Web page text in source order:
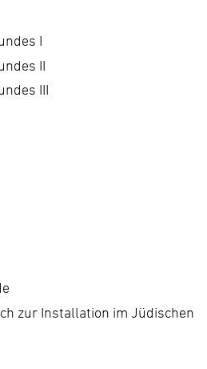
I
II
III
zur Installation im Jüdischen